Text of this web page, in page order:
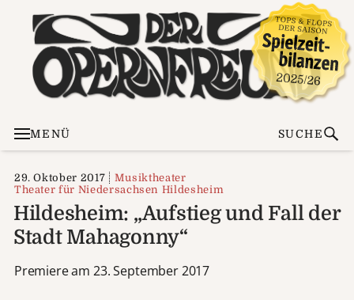
MENÜ SUCHE
29. Oktober 2017
Musiktheater
Theater für Niedersachsen Hildesheim
Hildesheim: „Aufstieg und Fall der
Stadt Mahagonny“
Premiere am 23. September 2017